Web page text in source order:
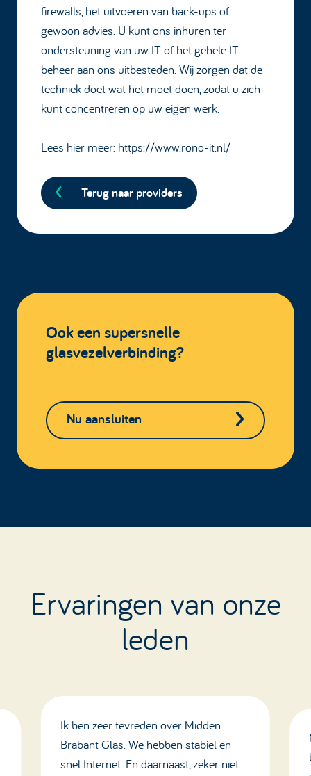
firewalls, het uitvoeren van back-ups of
gewoon advies. U kunt ons inhuren ter
ondersteuning van uw IT of het gehele IT-
beheer aan ons uitbesteden. Wij zorgen dat de
techniek doet wat het moet doen, zodat u zich
kunt concentreren op uw eigen werk.
Lees hier meer: https://www.rono-it.nl/
Terug naar providers
Ook een supersnelle
glasvezelverbinding?
Nu aansluiten
Ervaringen van onze
leden
Ik ben zeer tevreden over Midden
Brabant Glas. We hebben stabiel en
snel Internet. En daarnaast, zeker niet